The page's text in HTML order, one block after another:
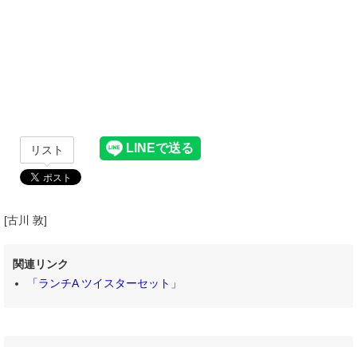
リスト
[古川 敦]
関連リンク
「ランチA ツイスターセット」